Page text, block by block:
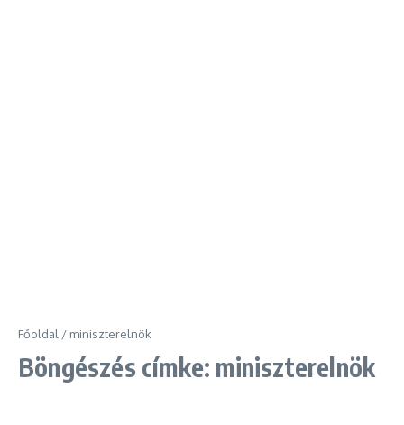
Főoldal / miniszterelnök
Böngészés címke: miniszterelnök